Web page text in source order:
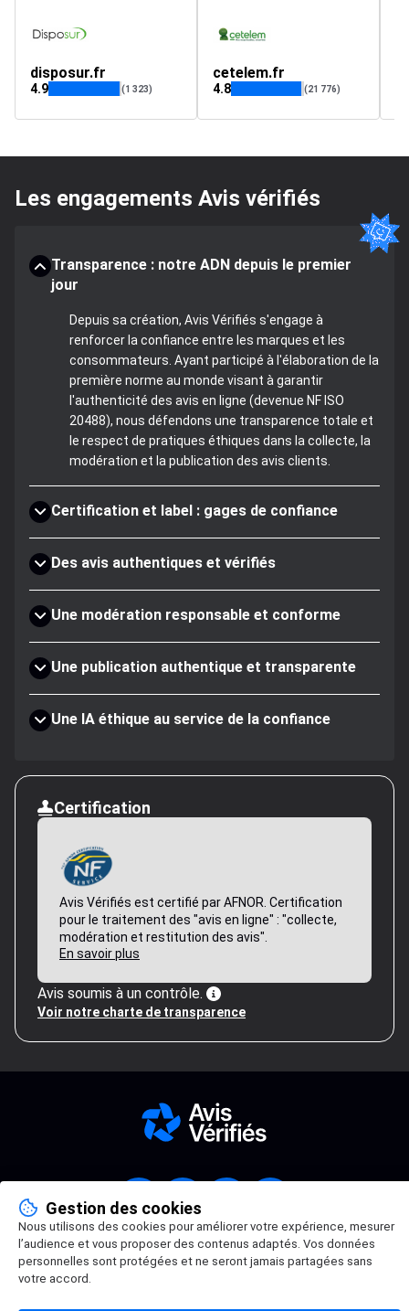
disposur.fr
4.9 (1 323)
cetelem.fr
4.8 (21 776)
Les engagements Avis vérifiés
Transparence : notre ADN depuis le premier
jour
Depuis sa création, Avis Vérifiés s'engage à
renforcer la confiance entre les marques et les
consommateurs. Ayant participé à l'élaboration de la
première norme au monde visant à garantir
l'authenticité des avis en ligne (devenue NF ISO
20488), nous défendons une transparence totale et
le respect de pratiques éthiques dans la collecte, la
modération et la publication des avis clients.
Certification et label : gages de confiance
Des avis authentiques et vérifiés
Une modération responsable et conforme
Une publication authentique et transparente
Une IA éthique au service de la confiance
Certification
Avis Vérifiés est certifié par AFNOR. Certification
pour le traitement des "avis en ligne" : "collecte,
modération et restitution des avis".
En savoir plus
Avis soumis à un contrôle.
Voir notre charte de transparence
Gestion des cookies
Gestion des cookies
Nous utilisons des cookies pour améliorer votre expérience, mesurer
l’audience et vous proposer des contenus adaptés. Vos données
personnelles sont protégées et ne seront jamais partagées sans
votre accord.